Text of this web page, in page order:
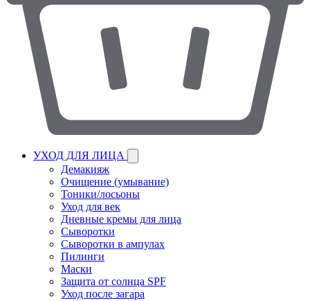
УХОД ДЛЯ ЛИЦА
Демакияж
Очищение (умывание)
Тоники/лосьоны
Уход для век
Дневные кремы для лица
Сыворотки
Сыворотки в ампулах
Пилинги
Маски
Защита от солнца SPF
Уход после загара